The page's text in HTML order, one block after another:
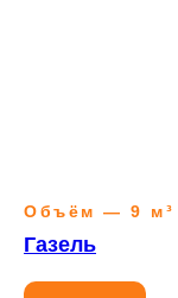
Объём — 9 м³
Газель